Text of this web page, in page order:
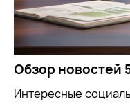
Обзор новостей
Интересные